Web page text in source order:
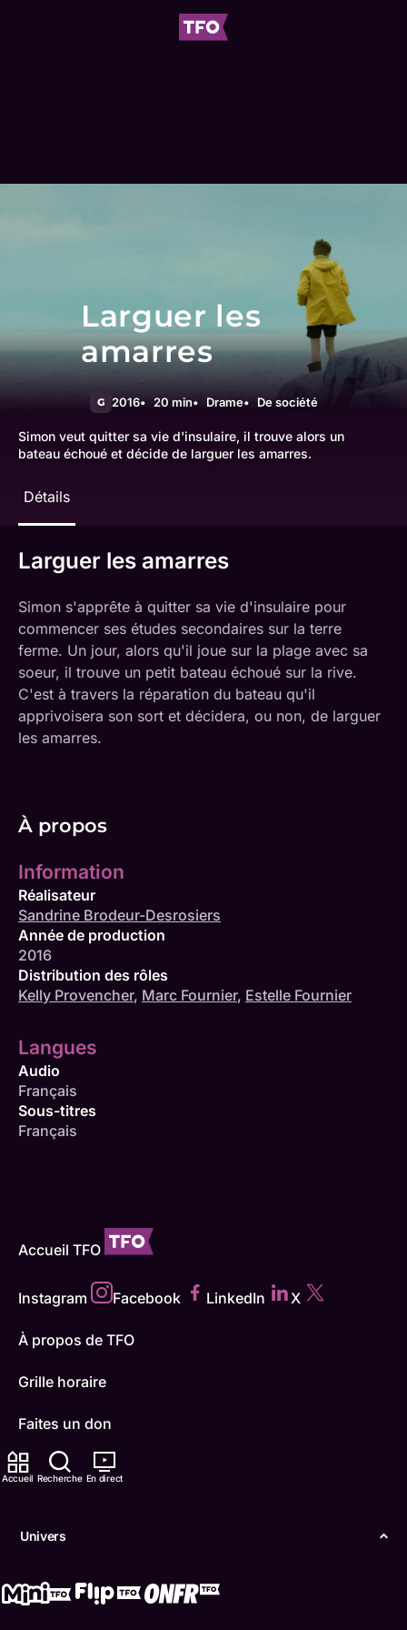
Accueil Recherche En direct
Univers
Larguer les
amarres
G 2016 20 min Drame De société
Simon veut quitter sa vie d'insulaire, il trouve alors un
bateau échoué et décide de larguer les amarres.
Détails
Larguer les amarres
Simon s'apprête à quitter sa vie d'insulaire pour
commencer ses études secondaires sur la terre
ferme. Un jour, alors qu'il joue sur la plage avec sa
soeur, il trouve un petit bateau échoué sur la rive.
C'est à travers la réparation du bateau qu'il
apprivoisera son sort et décidera, ou non, de larguer
les amarres.
À propos
Information
Réalisateur
Sandrine Brodeur-Desrosiers
Année de production
2016
Distribution des rôles
Kelly Provencher, Marc Fournier, Estelle Fournier
Langues
Audio
Français
Sous-titres
Français
Accueil TFO
Instagram Facebook LinkedIn X
À propos de TFO
Grille horaire
Faites un don
Carrières
Contactez-nous